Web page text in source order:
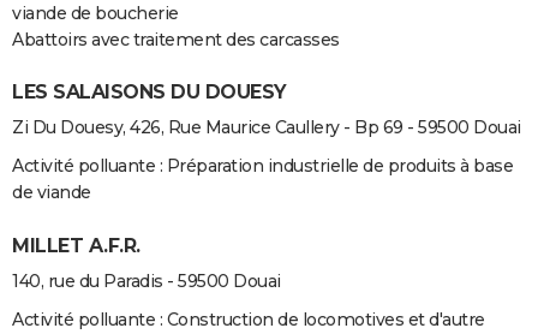
viande de boucherie
Abattoirs avec traitement des carcasses
LES SALAISONS DU DOUESY
Zi Du Douesy, 426, Rue Maurice Caullery - Bp 69 - 59500 Douai
Activité polluante : Préparation industrielle de produits à base
de viande
MILLET A.F.R.
140, rue du Paradis - 59500 Douai
Activité polluante : Construction de locomotives et d'autre